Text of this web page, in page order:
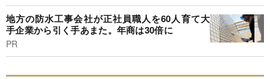
地方の防水工事会社が正社員職人を60人育て大
手企業から引く手あまた。年商は30倍に
PR